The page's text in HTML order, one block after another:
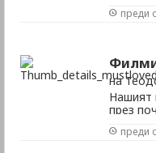
преди
на
Нашият
през
преди